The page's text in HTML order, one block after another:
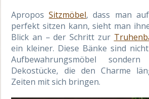
AproposSitzmöbel, dass man
perfekt sitzen kann, sieht man
Blick an – der Schritt zur
ein kleiner. Diese Bänke sind
Aufbewahrungsmöbel
Dekostücke, die den Charme
Zeiten mit sich bringen.